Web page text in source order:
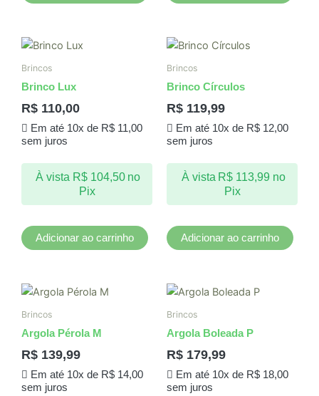
Brincos
Brinco Lux
R$ 110,00
Em até 10x de R$11,00
sem juros
À vista R$104,50 no
Pix
Adicionar ao carrinho
Brincos
Brinco Círculos
R$ 119,99
Em até 10x de R$12,00
sem juros
À vista R$ 113,99 no
Pix
Adicionar ao carrinho
Brincos
Argola Pérola M
R$ 139,99
Em até 10x de R$14,00
sem juros
Brincos
Argola Boleada P
R$ 179,99
Em até 10x de R$18,00
sem juros